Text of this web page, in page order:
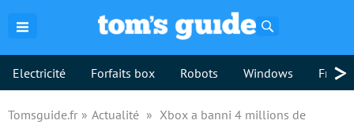
Electricité Forfaits box Robots Windows >
Tomsguide.fr Actualité
Xbox a banni 4 millions de